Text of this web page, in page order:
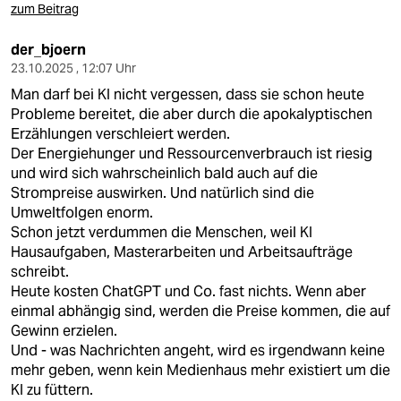
zum Beitrag
der_bjoern
23.10.2025 , 12:07 Uhr
Man darf bei KI nicht vergessen, dass sie schon heute
Probleme bereitet, die aber durch die apokalyptischen
Erzählungen verschleiert werden.
Der Energiehunger und Ressourcenverbrauch ist riesig
und wird sich wahrscheinlich bald auch auf die
Strompreise auswirken. Und natürlich sind die
Umweltfolgen enorm.
Schon jetzt verdummen die Menschen, weil KI
Hausaufgaben, Masterarbeiten und Arbeitsaufträge
schreibt.
Heute kosten ChatGPT und Co. fast nichts. Wenn aber
einmal abhängig sind, werden die Preise kommen, die auf
Gewinn erzielen.
Und - was Nachrichten angeht, wird es irgendwann keine
mehr geben, wenn kein Medienhaus mehr existiert um die
KI zu füttern.